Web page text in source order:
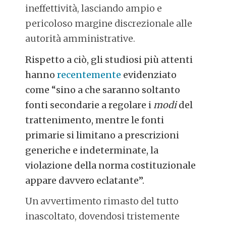
ineffettività, lasciando ampio e
pericoloso margine discrezionale alle
autorità amministrative.
Rispetto a ciò, gli studiosi più attenti
hanno recentemente evidenziato
come “sino a che saranno soltanto
fonti secondarie a regolare i modidel
trattenimento, mentre le fonti
primarie si limitano a prescrizioni
generiche e indeterminate, la
violazione della norma costituzionale
appare davvero eclatante”.
Un avvertimento rimasto del tutto
inascoltato, dovendosi tristemente